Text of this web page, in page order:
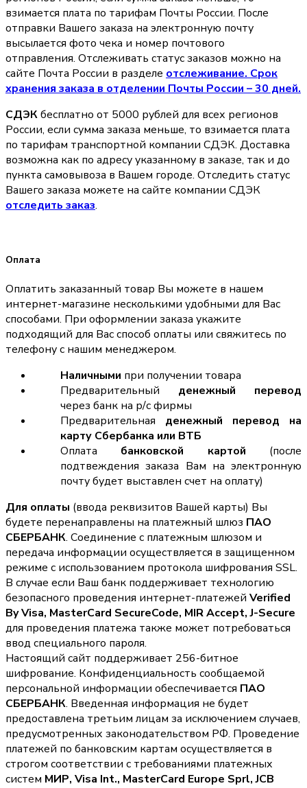
взимается плата по тарифам Почты России. После
отправки Вашего заказа на электронную почту
высылается фото чека и номер почтового
отправления. Отслеживать статус заказов можно на
сайте Почта России в разделе oтслеживание. Срок
хранения заказа в отделении Почты России – 30 дней.
СДЭКбесплатно от 5000 рублей для всех регионов
России, если сумма заказа меньше, то взимается плата
по тарифам транспортной компании СДЭК. Доставка
возможна как по адресу указанному в заказе, так и до
пункта самовывоза в Вашем городе. Отследить статус
Вашего заказа можете на сайте компании СДЭК
отследить заказ.
Оплата
Оплатить заказанный товар Вы можете в нашем
интернет-магазине несколькими удобными для Вас
способами. При оформлении заказа укажите
подходящий для Вас способ оплаты или свяжитесь по
телефону с нашим менеджером.
Наличными при получении товара
Предварительный денежный перевод
через банк на р/с фирмы
Предварительная денежный перевод на
карту Сбербанка или ВТБ
Оплата банковской картой (после
подтвеждения заказа Вам на электронную
почту будет выставлен счет на оплату)
Для оплаты (ввода реквизитов Вашей карты) Вы
будете перенаправлены на платежный шлюз ПАО
СБЕРБАНК. Соединение с платежным шлюзом и
передача информации осуществляется в защищенном
режиме с использованием протокола шифрования SSL.
В случае если Ваш банк поддерживает технологию
безопасного проведения интернет-платежей Verified
By Visa, MasterCard SecureCode, MIR Accept, J-Secure
для проведения платежа также может потребоваться
ввод специального пароля.
Настоящий сайт поддерживает 256-битное
шифрование. Конфиденциальность сообщаемой
персональной информации обеспечивается ПАО
СБЕРБАНК. Введенная информация не будет
предоставлена третьим лицам за исключением случаев,
предусмотренных законодательством РФ. Проведение
платежей по банковским картам осуществляется в
строгом соответствии с требованиями платежных
систем МИР, Visa Int., MasterCard Europe Sprl, JCB